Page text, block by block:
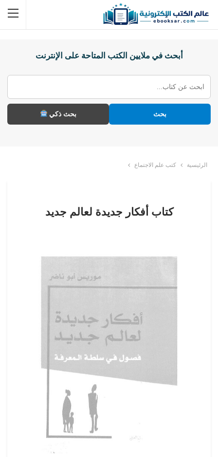
أبحث في ملايين الكتب المتاحة على الإنترنت
بحث بحث ذكي
الرئيسية كتب علم الاجتماع
كتاب أفكار جديدة لعالم جديد